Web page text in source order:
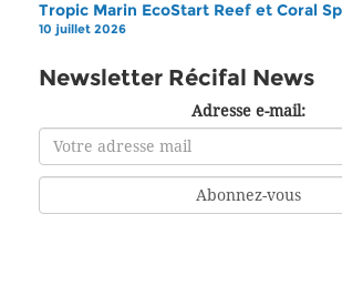
Tropic Marin EcoStart Reef et Coral
10 juillet 2026
Newsletter Récifal News
Adresse e-mail: